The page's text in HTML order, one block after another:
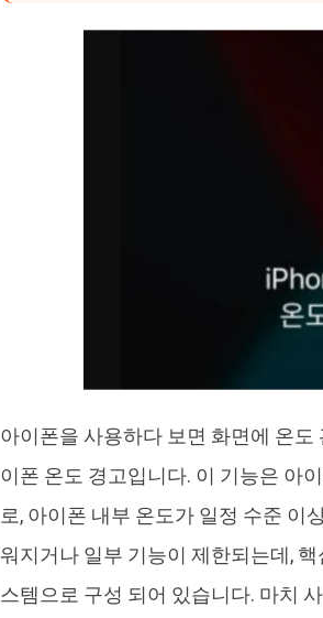
아이폰을 사용하다 보면 화면에 온
이폰 온도 경고입니다. 이 기능은 아
로, 아이폰 내부 온도가 일정 수준 이
워지거나 일부 기능이 제한되는데,
스템으로 구성 되어 있습니다. 마치